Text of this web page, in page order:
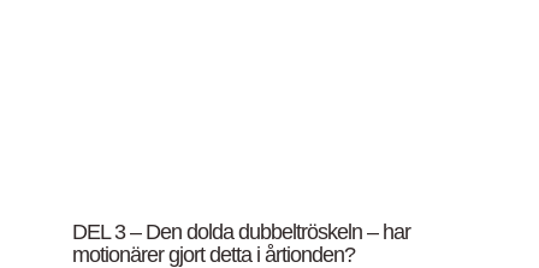
DEL 3 – Den dolda dubbeltröskeln – har
motionärer gjort detta i årtionden?